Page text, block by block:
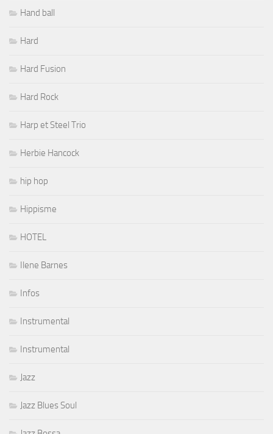
Hand ball
Hard
Hard Fusion
Hard Rock
Harp et Steel Trio
Herbie Hancock
hip hop
Hippisme
HOTEL
Ilene Barnes
Infos
Instrumental
Instrumental
Jazz
Jazz Blues Soul